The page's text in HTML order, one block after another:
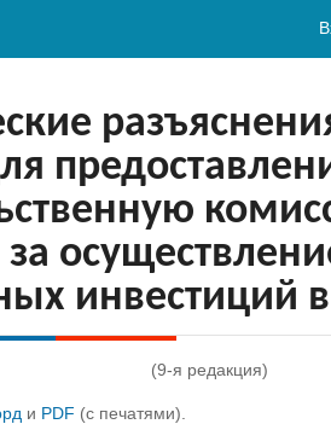
инвестиций
(9-я редакция)
и PDF (с печатями).